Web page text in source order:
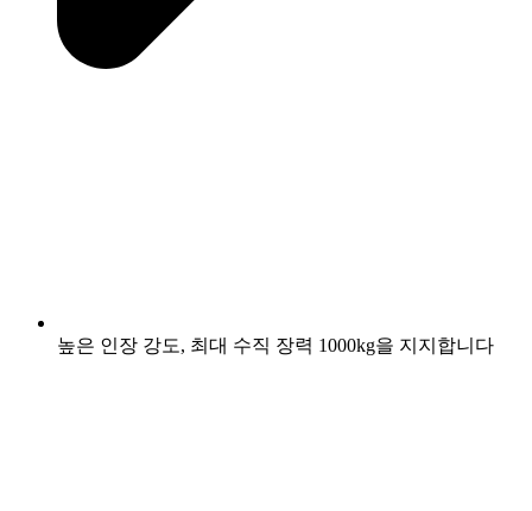
높은 인장 강도, 최대 수직 장력 1000kg을 지지합니다